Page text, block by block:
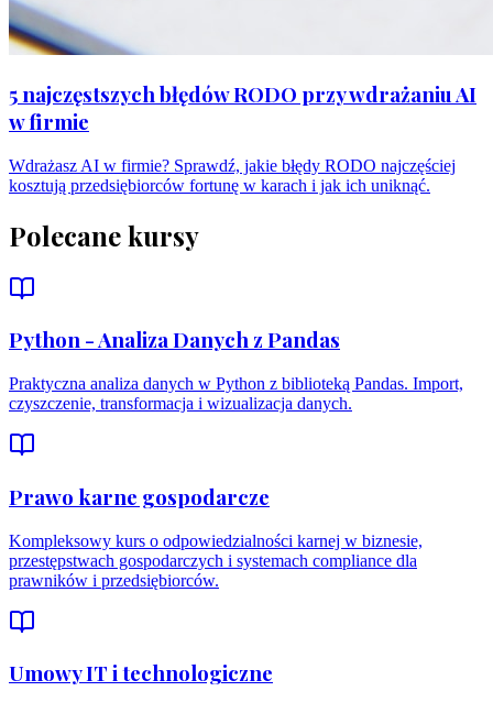
5 najczęstszych błędów RODO przy wdrażaniu AI
w firmie
Wdrażasz AI w firmie? Sprawdź, jakie błędy RODO najczęściej
kosztują przedsiębiorców fortunę w karach i jak ich uniknąć.
Polecane kursy
Python - Analiza Danych z Pandas
Praktyczna analiza danych w Python z biblioteką Pandas. Import,
czyszczenie, transformacja i wizualizacja danych.
Prawo karne gospodarcze
Kompleksowy kurs o odpowiedzialności karnej w biznesie,
przestępstwach gospodarczych i systemach compliance dla
prawników i przedsiębiorców.
Umowy IT i technologiczne